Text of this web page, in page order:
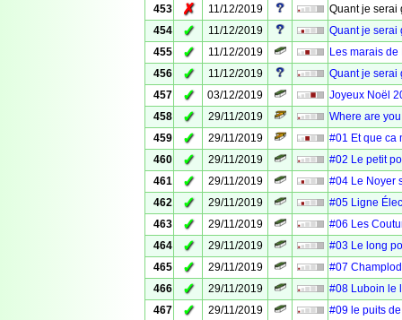
453
✗ 11/12/2019
Quant je serai
454
✓ 11/12/2019
Quant je serai
455
✓ 11/12/2019
Les marais de
456
✓ 11/12/2019
Quant je serai
457
✓ 03/12/2019
Joyeux Noël
458
✓ 29/11/2019
Where are
459
✓ 29/11/2019
#01 Et que ca
460
✓ 29/11/2019
#02 Le petit
461
✓ 29/11/2019
#04 Le Noyer
462
✓ 29/11/2019
#05 Ligne
463
✓ 29/11/2019
#06 Les
464
✓ 29/11/2019
#03 Le long
465
✓ 29/11/2019
#07
466
✓ 29/11/2019
#08 Luboin le
467
✓ 29/11/2019
#09 le puits